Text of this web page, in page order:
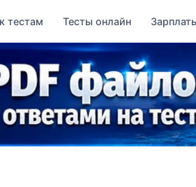
тестам Тесты онлайн